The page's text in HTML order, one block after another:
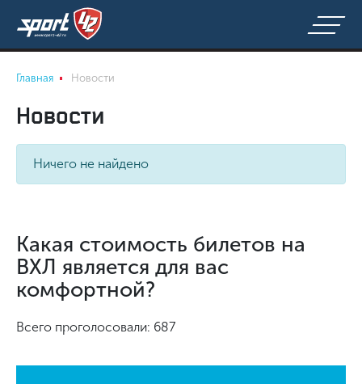
Главная Новости
Новости
Ничего не найдено
Какая стоимость билетов на
ВХЛ является для вас
комфортной?
Всего проголосовали: 687